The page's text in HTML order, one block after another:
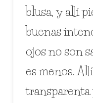
blusa, y allí
buenas
ojos no son
es menos.